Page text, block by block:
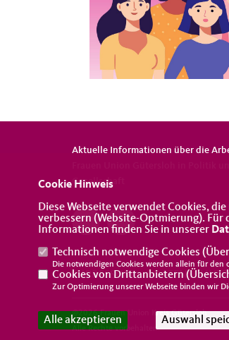
Aktuelle Informationen über die
Gesellschaft
IMPRESSUM DATENSCHUTZ
@2026 Frauen Union Kreis Gütersloh
Alle Rechte vorbehalten.
Cookie Hinweis
Diese Webseite verwendet Cookies,
verbessern (Website-Optmierung).
Informationen finden Sie in unserer
Technisch notwendige Cookies (
Die notwendigen Cookies werden allein für den
Cookies von Drittanbietern (
Zur Optimierung unserer Webseite binden wir
Alle akzeptieren Auswahl